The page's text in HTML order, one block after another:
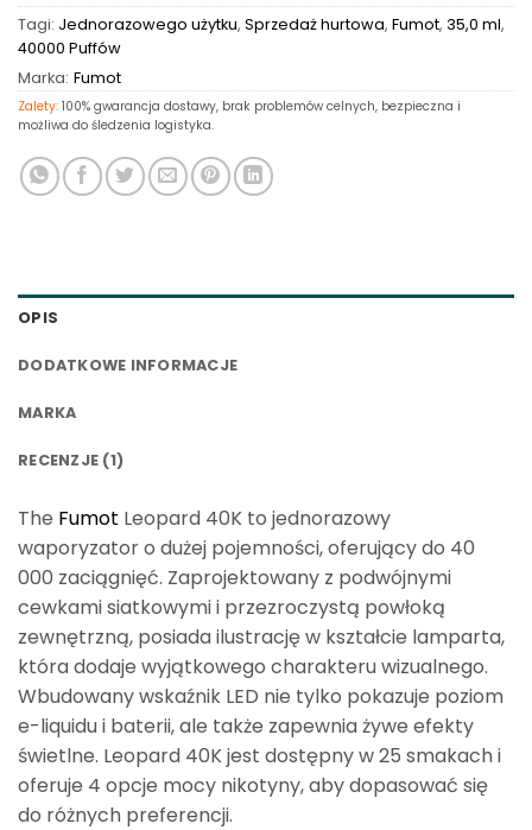
Tagi: Jednorazowego użytku, Sprzedaż hurtowa, Fumot, 35,0 ml,
40000 Puffów
Marka: Fumot
Zalety: 100% gwarancja dostawy, brak problemów celnych, bezpieczna i
możliwa do śledzenia logistyka.
OPIS
DODATKOWE INFORMACJE
MARKA
RECENZJE (1)
The Fumot Leopard 40K to jednorazowy
waporyzator o dużej pojemności, oferujący do 40
000 zaciągnięć. Zaprojektowany z podwójnymi
cewkami siatkowymi i przezroczystą powłoką
zewnętrzną, posiada ilustrację w kształcie lamparta,
która dodaje wyjątkowego charakteru wizualnego.
Wbudowany wskaźnik LED nie tylko pokazuje poziom
e-liquidu i baterii, ale także zapewnia żywe efekty
świetlne. Leopard 40K jest dostępny w 25 smakach i
oferuje 4 opcje mocy nikotyny, aby dopasować się
do różnych preferencji.